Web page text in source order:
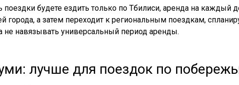
будете ездить только по Тбилиси, аренда на каждый
города, а затем переходит к региональным поездкам,
не навязывать универсальный период аренды.
лучше для поездок по